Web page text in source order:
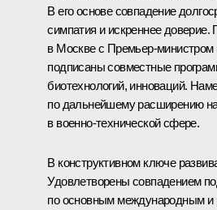
В его основе совпадение
симпатия и искреннее доверие.
в Москве с Премьер-министром
подписаны совместные
биотехнологий, инноваций.
по дальнейшему расширению
в военно-технической сфере.
В конструктивном ключе
Удовлетворены совпадением
по основным международным и